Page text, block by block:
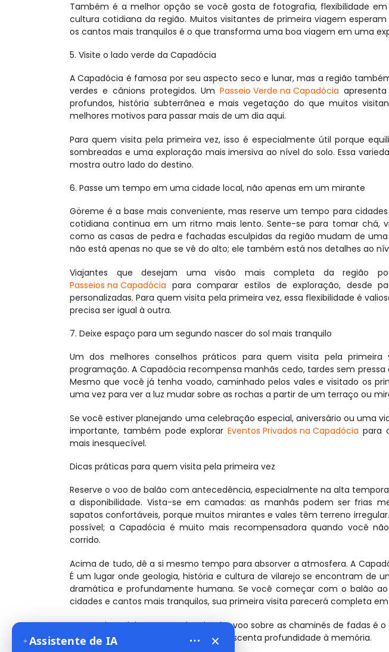
Também é a melhor opção se você gosta de fotografia, flexibilidade
cultura cotidiana da região. Muitos visitantes de primeira viagem
os cantos mais tranquilos é o que transforma uma boa viagem em uma
5. Visite o lado verde da Capadócia
A Capadócia é famosa por seu aspecto seco e lunar, mas a região
verdes e cânions protegidos. Um Passeio Verde na Capadócia
profundos, história subterrânea e mais vegetação do que muitos
melhores motivos para passar mais de um dia aqui.
Para quem visita pela primeira vez, isso é especialmente útil porque
sombreadas e uma exploração mais imersiva ao nível do solo. Essa
mostra outro lado do destino.
6. Passe um tempo em uma cidade local, não apenas em um mirante
Göreme é a base mais conveniente, mas reserve um tempo para
cotidiana continua em um ritmo mais lento. Sente-se para tomar chá,
como as casas de pedra e fachadas esculpidas da região mudam de
não está apenas no que se vê do alto; ele também está nos detalhes ao
Viajantes que desejam uma visão mais completa da região
Passeios na Capadócia para comparar estilos de exploração, desde
personalizadas. Para quem visita pela primeira vez, essa flexibilidade é
precisa ser igual à outra.
7. Deixe espaço para um segundo nascer do sol mais tranquilo
Um dos melhores conselhos práticos para quem visita pela primeira
programação. A Capadócia recompensa manhãs cedo, tardes sem
Mesmo que você já tenha voado, caminhado pelos vales e visitado os
uma vez para ver a luz mudar sobre as rochas a partir de um terraço ou
Se você estiver planejando uma celebração especial, aniversário ou uma
importante, também pode explorar Eventos Privados na Capadócia para
mais inesquecível.
Dicas práticas para quem visita pela primeira vez
Reserve o voo de balão com antecedência, especialmente na alta
a disponibilidade. Vista-se em camadas: as manhãs podem ser frias
sapatos confortáveis, porque muitos mirantes e vales têm terreno
possível; a Capadócia é muito mais recompensadora quando você
corrido.
Acima de tudo, dê a si mesmo tempo para absorver a atmosfera. A
É um lugar onde geologia, história e cultura de vilarejo se encontram de
dramática e profundamente humana. Se você começar com o balão
cidades e cantos mais tranquilos, sua primeira visita parecerá completa
Para muitos viajantes, aquele primeiro voo sobre as chaminés de fadas é
inesquecível. Tudo o mais apenas acrescenta profundidade à memória.
✦Assistente de IA ×